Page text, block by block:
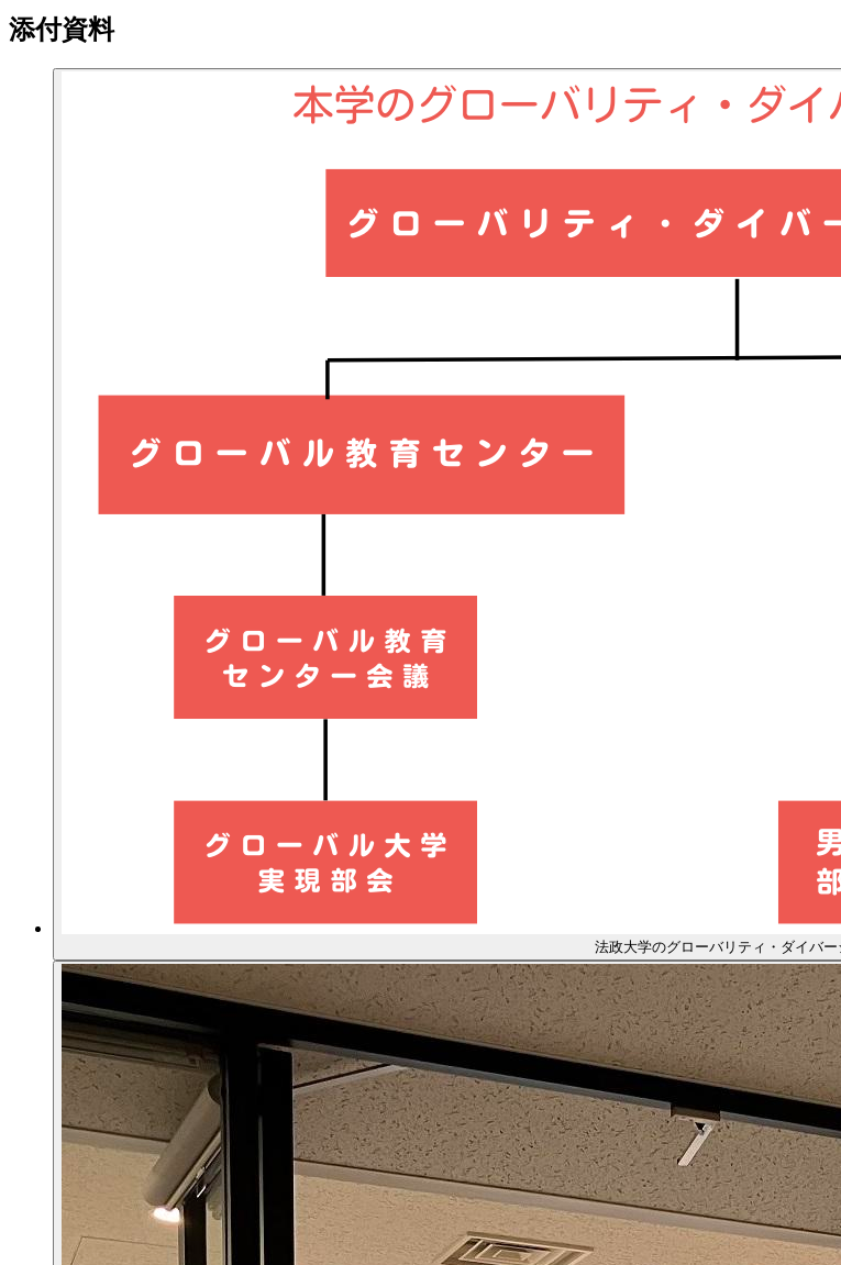
添付資料
法政大学のグローバリティ・ダイバ